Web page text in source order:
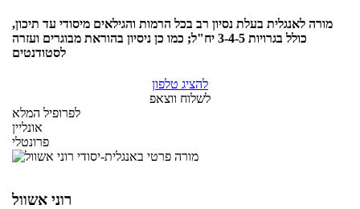
מורה לאנגלית בעלת נסיון רב בכל הרמות והגילאים מיסודי עד תיכון,
כולל בגרויות 3-4-5 יח"ל; כמו כן ניסיון בהוראת מבוגרים ועזרה
לסטודנטים
להציג טלפון
לשלוח ווצאפ
לפרופיל המלא
אונליין
פרונטלי
רוני אשוול